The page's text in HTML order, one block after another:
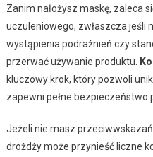
Zanim nałożysz maskę, zaleca
uczuleniowego, zwłaszcza jeśli
wystąpienia podrażnień czy
przerwać używanie produktu.
kluczowy krok, który pozwoli
zapewni pełne bezpieczeństwo
Jeżeli nie masz
drożdży może przynieść liczne